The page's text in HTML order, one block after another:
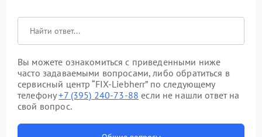
Вы можете ознакомиться с приведенными ниже
часто задаваемыми вопросами, либо обратиться в
сервисный центр “FIX-Liebherr” по следующему
телефону+7 (395) 240-73-88 если не нашли ответ на
свой вопрос.